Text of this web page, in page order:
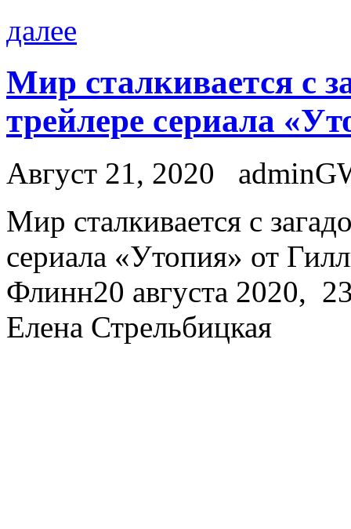
далее
Мир сталкивается с
трейлере сериала
Август 21, 2020
Мир стaлкивaeтся с
сериала «Утопия» от
Флинн20 августа 2020,
Елена Стрельбицкая